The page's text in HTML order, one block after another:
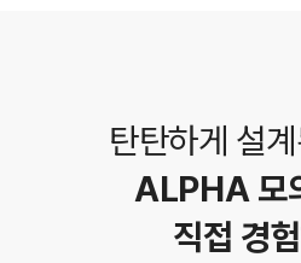
탄탄하게 설
ALPHA 모
직접 경